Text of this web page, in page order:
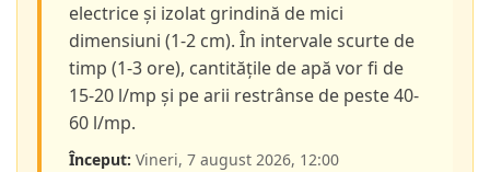
electrice și izolat grindină de mici
dimensiuni (1-2 cm). În intervale scurte de
timp (1-3 ore), cantitățile de apă vor fi de
15-20 l/mp și pe arii restrânse de peste 40-
60 l/mp.
Început: Vineri, 7 august 2026, 12:00